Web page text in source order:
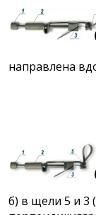
направлена
б) в щели 5 и 3